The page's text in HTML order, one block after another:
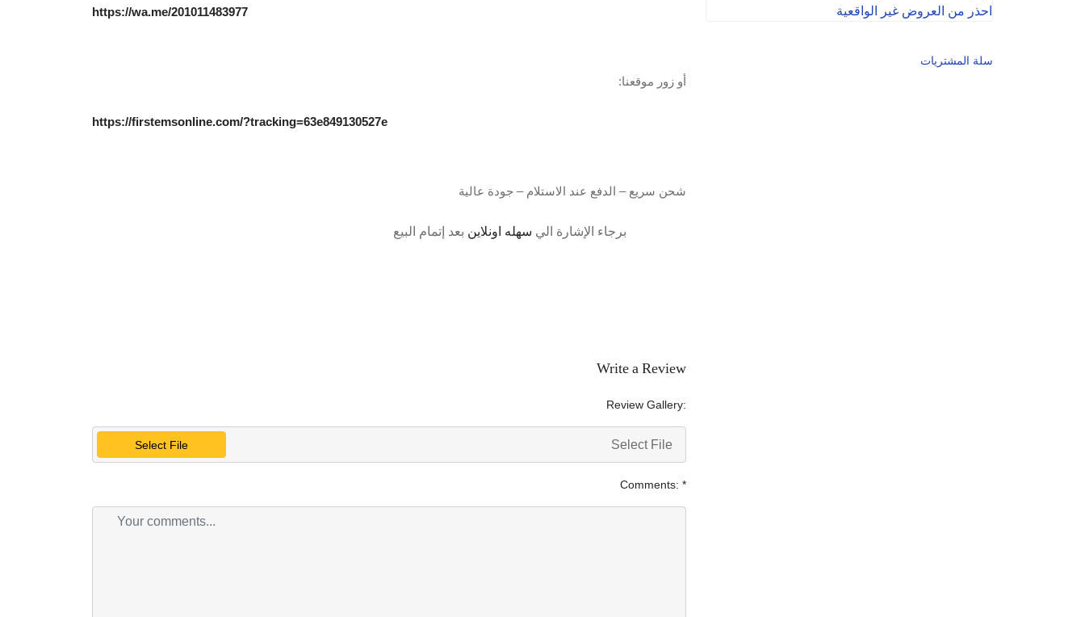
https://wa.me/201011483977
أو زور موقعنا:
https://firstemsonline.com/?tracking=63e849130527e
شحن سريع – الدفع عند الاستلام – جودة عالية
برجاء الإشارة الي سهله اونلاين بعد إتمام البيع
Write a Review
Review Gallery:
Select File Select File
Comments: *
احذر من العروض غير الواقعية
سلة المشتريات